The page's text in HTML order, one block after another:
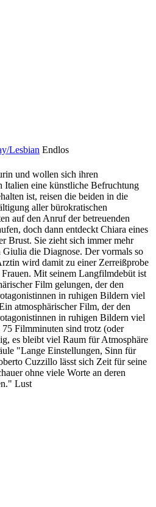
Lesbian Endlos
und wollen sich ihren
eine künstliche Befruchtung
ist, reisen die beiden in die
aller bürokratischen
auf den Anruf der betreuenden
doch dann entdeckt Chiara eines
Brust. Sie zieht sich immer mehr
die Diagnose. Der vormals so
wird damit zu einer Zerreißprobe
Mit seinem Langfilmdebüt ist
Film gelungen, der den
in ruhigen Bildern viel
atmosphärischer Film, der den
in ruhigen Bildern viel
Filmminuten sind trotz (oder
es bleibt viel Raum für Atmosphäre
"Lange Einstellungen, Sinn für
Cuzzillo lässt sich Zeit für seine
ohne viele Worte an deren
Lust